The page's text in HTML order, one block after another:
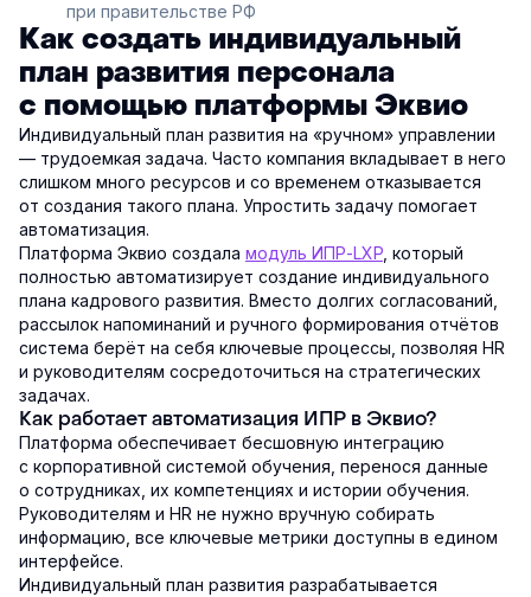
при правительстве РФ
Как создать индивидуальный
план развития персонала
с помощью платформы Эквио
Индивидуальный план развития на «ручном» управлении
— трудоемкая задача. Часто компания вкладывает в него
слишком много ресурсов и со временем отказывается
от создания такого плана. Упростить задачу помогает
автоматизация.
Платформа Эквио создала модуль ИПР-LXP , который
полностью автоматизирует создание индивидуального
плана кадрового развития. Вместо долгих согласований,
рассылок напоминаний и ручного формирования отчётов
система берёт на себя ключевые процессы, позволяя HR
и руководителям сосредоточиться на стратегических
задачах.
Как работает автоматизация ИПР в Эквио?
Платформа обеспечивает бесшовную интеграцию
с корпоративной системой обучения, перенося данные
о сотрудниках, их компетенциях и истории обучения.
Руководителям и HR не нужно вручную собирать
информацию, все ключевые метрики доступны в едином
интерфейсе.
Индивидуальный план развития разрабатывается